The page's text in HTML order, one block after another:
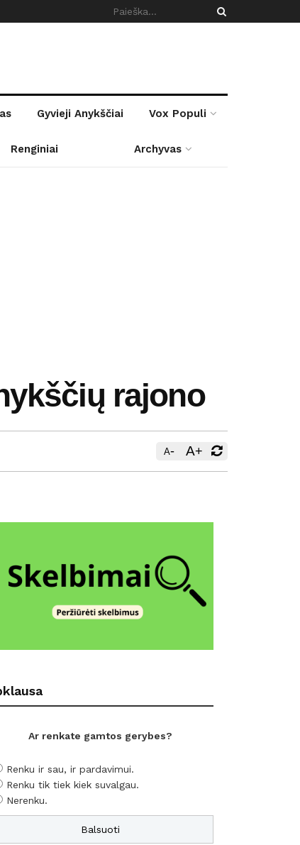
Gyvieji Anykščiai Vox Populi
Renginiai Archyvas
rajono
A- A+
Ar renkate gamtos gerybes?
Renku ir sau, ir pardavimui.
Renku tik tiek kiek suvalgau.
Nerenku.